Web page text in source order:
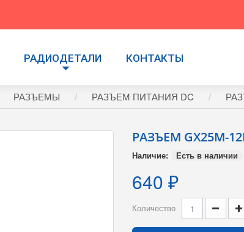
РАДИОДЕТАЛИ КОНТАКТЫ
РАЗЪЕМЫ РАЗЪЕМ ПИТАНИЯ DC
РАЗЪЕМ GX25M-
Наличие: Есть в наличии
640 ₽
Количество